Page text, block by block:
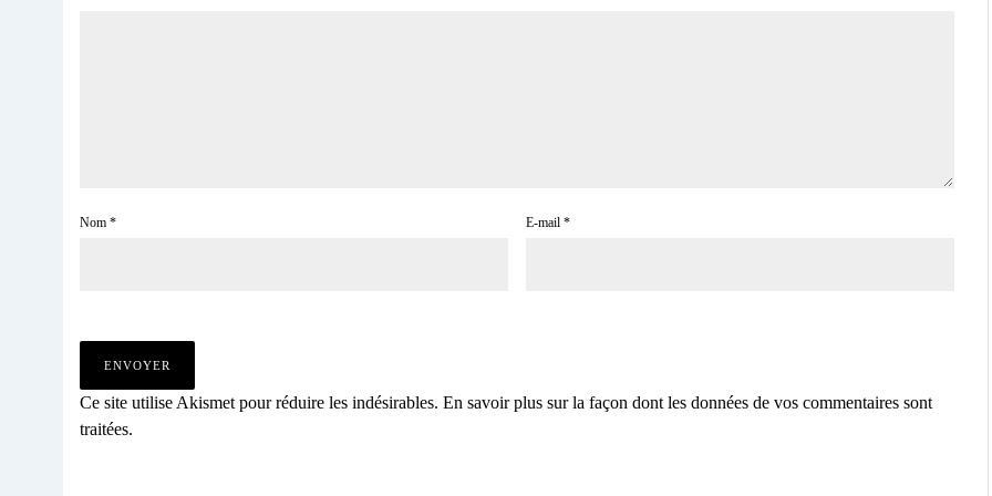
Nom * E-mail *
Ce site utilise Akismet pour réduire les indésirables. En savoir plus sur la façon dont les données de vos commentaires sont
traitées.